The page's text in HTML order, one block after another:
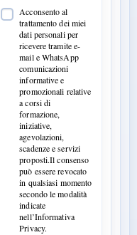
Acconsento al
trattamento dei miei
dati personali per
ricevere tramite e-
mail e WhatsApp
comunicazioni
informative e
promozionali relative
a corsi di
formazione,
iniziative,
agevolazioni,
scadenze e servizi
proposti.Il consenso
può essere revocato
in qualsiasi momento
secondo le modalità
indicate
nell’Informativa
Privacy.